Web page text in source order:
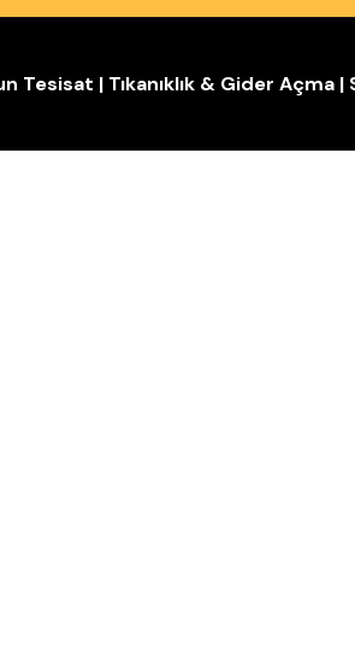
Tesisat | Tıkanıklık & Gider